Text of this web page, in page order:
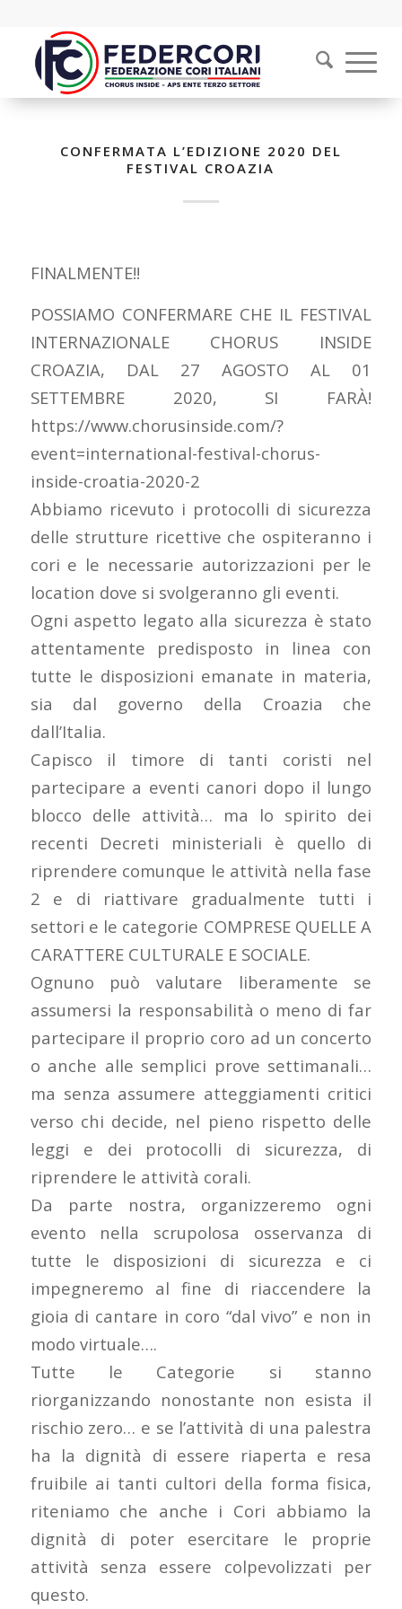
CONFERMATA L’EDIZIONE 2020 DEL
FESTIVAL CROAZIA
FINALMENTE!!
POSSIAMO CONFERMARE CHE IL FESTIVAL
INTERNAZIONALE CHORUS INSIDE
CROAZIA, DAL 27 AGOSTO AL 01
SETTEMBRE 2020, SI FARÀ!
https://www.chorusinside.com/?
event=international-festival-chorus-
inside-croatia-2020-2
Abbiamo ricevuto i protocolli di sicurezza
delle strutture ricettive che ospiteranno i
cori e le necessarie autorizzazioni per le
location dove si svolgeranno gli eventi.
Ogni aspetto legato alla sicurezza è stato
attentamente predisposto in linea con
tutte le disposizioni emanate in materia,
sia dal governo della Croazia che
dall’Italia.
Capisco il timore di tanti coristi nel
partecipare a eventi canori dopo il lungo
blocco delle attività… ma lo spirito dei
recenti Decreti ministeriali è quello di
riprendere comunque le attività nella fase
2 e di riattivare gradualmente tutti i
settori e le categorie COMPRESE QUELLE A
CARATTERE CULTURALE E SOCIALE.
Ognuno può valutare liberamente se
assumersi la responsabilità o meno di far
partecipare il proprio coro ad un concerto
o anche alle semplici prove settimanali…
ma senza assumere atteggiamenti critici
verso chi decide, nel pieno rispetto delle
leggi e dei protocolli di sicurezza, di
riprendere le attività corali.
Da parte nostra, organizzeremo ogni
evento nella scrupolosa osservanza di
tutte le disposizioni di sicurezza e ci
impegneremo al fine di riaccendere la
gioia di cantare in coro “dal vivo” e non in
modo virtuale….
Tutte le Categorie si stanno
riorganizzando nonostante non esista il
rischio zero… e se l’attività di una palestra
ha la dignità di essere riaperta e resa
fruibile ai tanti cultori della forma fisica,
riteniamo che anche i Cori abbiamo la
dignità di poter esercitare le proprie
attività senza essere colpevolizzati per
questo.